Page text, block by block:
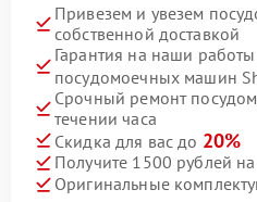
Привезем и увезем
собственной доставкой
Гарантия на наши
посудомоечных машин
Срочный ремонт
течении часа
Скидка для вас до 20%
Получите 1500 рублей
Оригинальные